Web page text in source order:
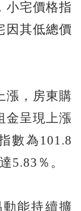
小宅價格指
因其低總價
漲，房東購
金呈現上漲
數為101.8
5.83％。
能持續擴